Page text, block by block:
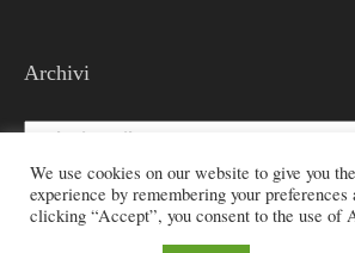
Archivi
Archivi
We use cookies on our website to give you
experience by remembering your
clicking “Accept”, you consent to the use of